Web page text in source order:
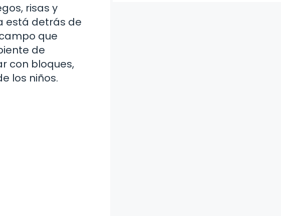
risas y
está detrás de
que
de
con bloques,
los niños.